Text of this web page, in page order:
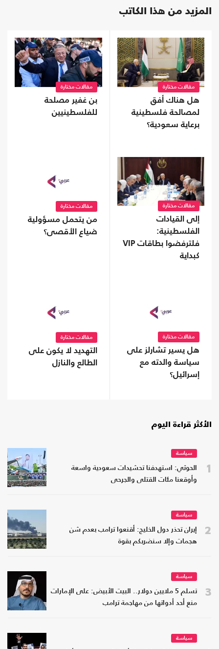
المزيد من هذا الكاتب
مقالات مختارة
هل هناك أفق
لمصالحة فلسطينية
برعاية سعودية؟
مقالات مختارة
بن غفير مصلحة
للفلسطينيين
مقالات مختارة
إلى القيادات
الفلسطينية:
فلترفضوا بطاقات VIP
كبداية
مقالات مختارة
من يتحمل مسؤولية
ضياع الأقصى؟
مقالات مختارة
هل يسير تشارلز على
سياسة والدته مع
إسرائيل؟
مقالات مختارة
التهديد لا يكون على
الطالع والنازل
الأكثر قراءة اليوم
1
سياسة
الحوثي: استهدفنا تحشيدات سعودية واسعة
وأوقعنا مئات القتلى والجرحى
2
سياسة
إيران تحذر دول الخليج: أقنعوا ترامب بعدم شن
هجمات وإلا سنضربكم بقوة
3
سياسة
تسلم 5 ملايين دولار.. البيت الأبيض: على الإمارات
منع أحد أدواتها من مهاجمة ترامب
سياسة